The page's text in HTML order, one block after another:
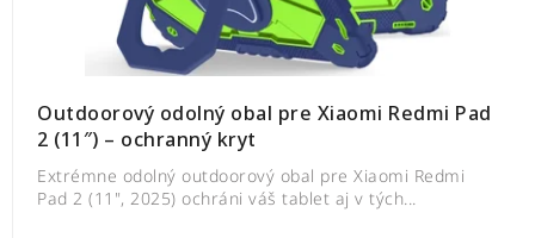
Outdoorový odolný obal pre Xiaomi Redmi Pad
2 (11″) – ochranný kryt
Extrémne odolný outdoorový obal pre Xiaomi Redmi
Pad 2 (11", 2025) ochráni váš tablet aj v tých...